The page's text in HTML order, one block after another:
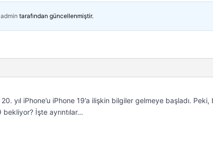
admin tarafından güncellenmiştir.
yıl iPhone’u iPhone 19’a ilişkin bilgiler gelmeye başladı. Peki,
İşte ayrıntılar…